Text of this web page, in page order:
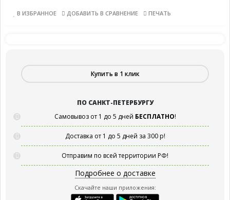
В ИЗБРАННОЕ ДОБАВИТЬ В СРАВНЕНИЕ ПЕЧАТЬ
Купить в 1 клик
ПО САНКТ-ПЕТЕРБУРГУ
Самовывоз от 1 до 5 дней БЕСПЛАТНО!
Доставка от 1 до 5 дней за 300 р!
Отправим по всей территории РФ!
Подробнее о доставке
Скачайте наши приложения: